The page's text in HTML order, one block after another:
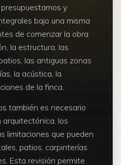
y
bajo una misma
de comenzar la obra
la estructura, las
las antiguas zonas
la acústica, la
de la finca.
también es necesario
los
limitaciones que pueden
patios, carpinterías
Esta revisión permite